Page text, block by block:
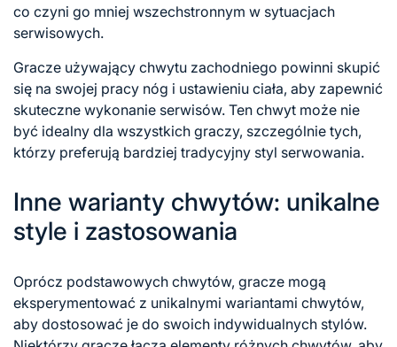
co czyni go mniej wszechstronnym w sytuacjach
serwisowych.
Gracze używający chwytu zachodniego powinni skupić
się na swojej pracy nóg i ustawieniu ciała, aby zapewnić
skuteczne wykonanie serwisów. Ten chwyt może nie
być idealny dla wszystkich graczy, szczególnie tych,
którzy preferują bardziej tradycyjny styl serwowania.
Inne warianty chwytów: unikalne
style i zastosowania
Oprócz podstawowych chwytów, gracze mogą
eksperymentować z unikalnymi wariantami chwytów,
aby dostosować je do swoich indywidualnych stylów.